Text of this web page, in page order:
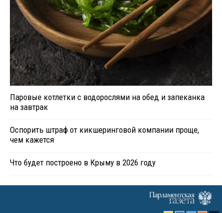
Паровые котлетки с водорослями на обед и запеканка
на завтрак
Оспорить штраф от кикшеринговой компании проще,
чем кажется
Что будет построено в Крыму в 2026 году